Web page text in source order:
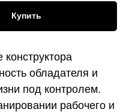
Купить
обладателя и
под контролем.
рабочего и